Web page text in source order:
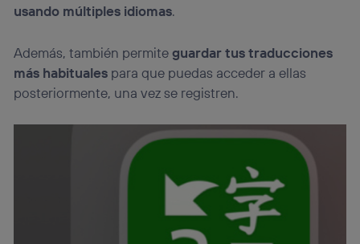
usando múltiples idiomas.
Además, también permiteguardar tus traducciones
más habituales para que puedas acceder a ellas
posteriormente, una vez se registren.